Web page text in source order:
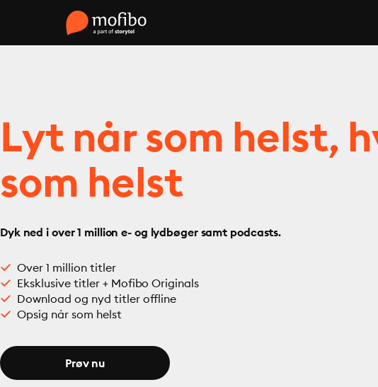
Lyt når som helst,
som helst
Dyk ned i over 1 million e- og lydbøger samt podcasts.
Over 1 million titler
Eksklusive titler + Mofibo Originals
Download og nyd titler offline
Opsig når som helst
Prøv nu